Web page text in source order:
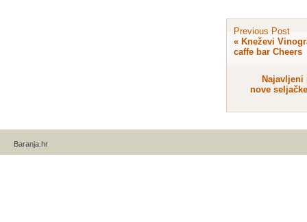
Previous Post
« Kneževi
caffe bar Cheers
nove
Baranja.hr